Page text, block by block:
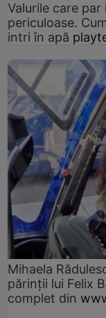
Valurile care
periculoase.
intri în apă
Mihaela
părinții lui Felix
complet din